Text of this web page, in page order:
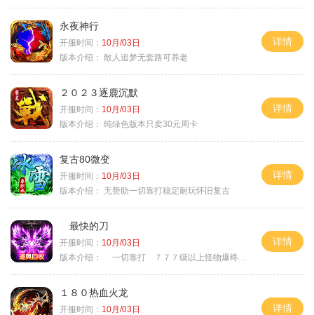
永夜神行
开服时间： 10月/03日
版本介绍： 散人追梦无套路可养老
详情
２０２３逐鹿沉默
开服时间： 10月/03日
版本介绍： 纯绿色版本只卖30元周卡
详情
复古80微变
开服时间： 10月/03日
版本介绍： 无赞助一切靠打稳定耐玩怀旧复古
详情
最快的刀
开服时间： 10月/03日
版本介绍：
一切靠打 ７７７级以上怪物爆终极
详情
１８０热血火龙
开服时间： 10月/03日
详情